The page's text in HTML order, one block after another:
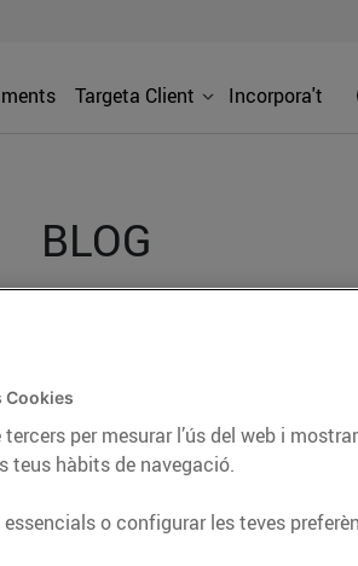
Targeta Client Incorpora't
BLOG
informació d’actualitat
i molts altres temes.
Cookies
per mesurar l’ús del web i
teus hàbits de navegació.
o configurar les teves